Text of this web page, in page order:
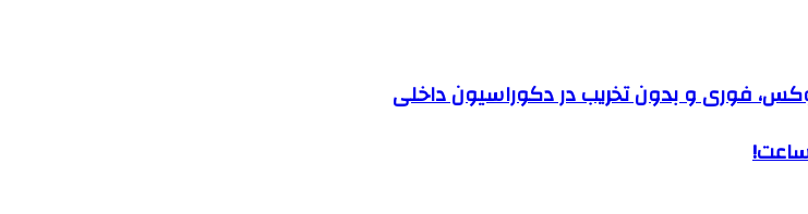
فوری و بدون تخریب در دکوراسیون داخلی